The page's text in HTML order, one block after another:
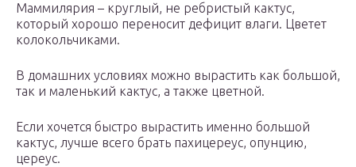
Маммилярия – круглый, не ребристый кактус,
который хорошо переносит дефицит влаги. Цветет
колокольчиками.
В домашних условиях можно вырастить как большой,
так и маленький кактус, а также цветной.
Если хочется быстро вырастить именно большой
кактус, лучше всего брать пахицереус, опунцию,
цереус.